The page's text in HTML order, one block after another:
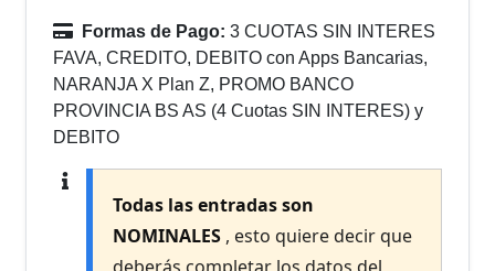
Formas de Pago: 3 CUOTAS SIN INTERES
FAVA, CREDITO, DEBITO con Apps Bancarias,
NARANJA X Plan Z, PROMO BANCO
PROVINCIA BS AS (4 Cuotas SIN INTERES) y
DEBITO
Todas las entradas son
NOMINALES , esto quiere decir que
deberás completar los datos del